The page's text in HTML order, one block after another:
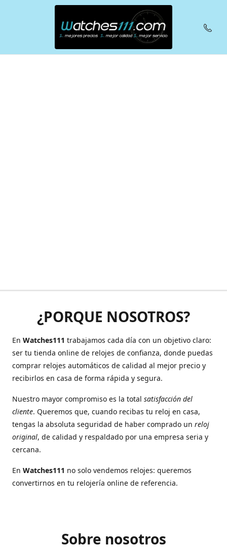
¿PORQUE NOSOTROS?
En Watches111 trabajamos cada día con un objetivo claro:
ser tu tienda online de relojes de confianza, donde puedas
comprar relojes automáticos de calidad al mejor precio y
recibirlos en casa de forma rápida y segura.
Nuestro mayor compromiso es la total satisfacción del
cliente. Queremos que, cuando recibas tu reloj en casa,
tengas la absoluta seguridad de haber comprado un reloj
original, de calidad y respaldado por una empresa seria y
cercana.
En Watches111 no solo vendemos relojes: queremos
convertirnos en tu relojería online de referencia.
Sobre nosotros